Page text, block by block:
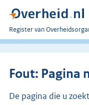
U
bent
Register van
Fout: Pagina
De pagina die u